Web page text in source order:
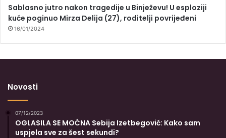
Sablasno jutro nakon tragedije u Binježevu! U esploziji
kuće poginuo Mirza Delija (27), roditelji povrijeđeni
16/01/2024
Novosti
07/12/2023
OGLASILA SE MOĆNA Sebija Izetbegović: Kako sam
uspjela sve za šest sekundi?